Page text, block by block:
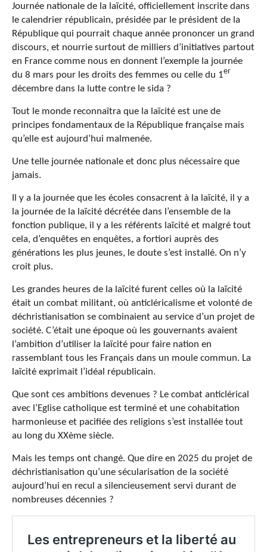
Journée nationale de la laïcité, officiellement inscrite dans
le calendrier républicain, présidée par le président de la
République qui pourrait chaque année prononcer un grand
discours, et nourrie surtout de milliers d’initiatives partout
en France comme nous en donnent l’exemple la journée
du 8 mars pour les droits des femmes ou celle du 1er
décembre dans la lutte contre le sida ?
Tout le monde reconnaîtra que la laïcité est une de
principes fondamentaux de la République française mais
qu’elle est aujourd’hui malmenée.
Une telle journée nationale et donc plus nécessaire que
jamais.
Il y a la journée que les écoles consacrent à la laïcité, il y a
la journée de la laïcité décrétée dans l’ensemble de la
fonction publique, il y a les référents laïcité et malgré tout
cela, d’enquêtes en enquêtes, a fortiori auprès des
générations les plus jeunes, le doute s’est installé. On n’y
croit plus.
Les grandes heures de la laïcité furent celles où la laïcité
était un combat militant, où anticléricalisme et volonté de
déchristianisation se combinaient au service d’un projet de
société. C’était une époque où les gouvernants avaient
l’ambition d’utiliser la laïcité pour faire nation en
rassemblant tous les Français dans un moule commun. La
laïcité exprimait l’idéal républicain.
Que sont ces ambitions devenues ? Le combat anticlérical
avec l’Eglise catholique est terminé et une cohabitation
harmonieuse et pacifiée des religions s’est installée tout
au long du XXème siècle.
Mais les temps ont changé. Que dire en 2025 du projet de
déchristianisation qu’une sécularisation de la société
aujourd’hui en recul a silencieusement servi durant de
nombreuses décennies ?